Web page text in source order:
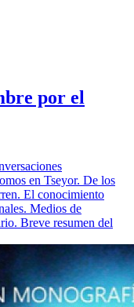
por el
en Tseyor. De los
El conocimiento
Medios de
Breve resumen del